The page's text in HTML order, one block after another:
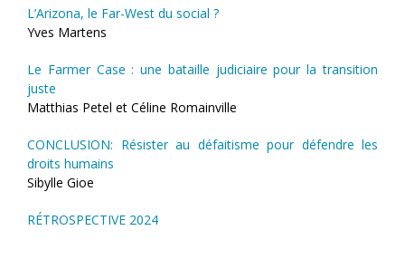
L’Arizona, le Far-West du social ?
Yves Martens
Le Farmer Case : une bataille judiciaire pour la transition
juste
Matthias Petel et Céline Romainville
CONCLUSION: Résister au défaitisme pour défendre les
droits humains
Sibylle Gioe
RÉTROSPECTIVE 2024